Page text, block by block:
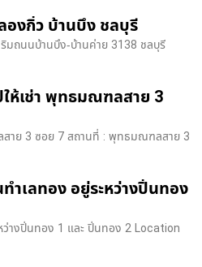
องกิ่ว บ้านบึง ชลบุรี
ริมถนนบ้านบึง-บ้านค่าย 3138 ชลบุรี
ให้เช่า พุทธมณฑลสาย 3
สาย 3 ซอย 7 สถานที่ : พุทธมณฑลสาย 3
ทำเลทอง อยู่ระหว่างปิ่นทอง
ว่างปิ่นทอง 1 และ ปิ่นทอง 2 Location